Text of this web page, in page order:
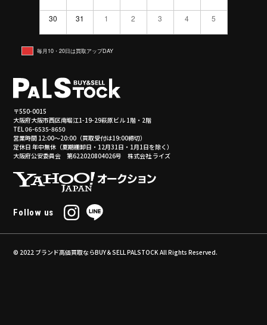
30 31 1 2 3 4 5
毎月10・20日は買取アップDAY
〒550-0015
大阪府大阪市西区南堀江1-19-29萩原ビル 1階・2階
TEL 06-6535-8650
営業時間 12:00～20:00（買取受付は19:00締切）
定休日 年中無休（夏期棚卸日・12月31日・1月1日を除く）
大阪府公安委員会 第622020804026号 株式会社 ライズ
Follow us
© 2022 ブランド高価買取ならBUY＆SELL PALSTOCK All Rights Reserved.